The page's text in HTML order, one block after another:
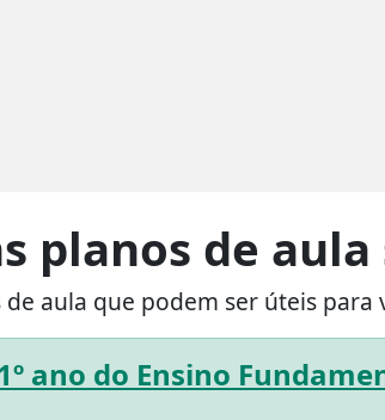
planos de
aula que podem ser úteis para
ano do Ensino